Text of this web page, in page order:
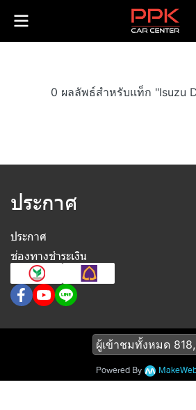
0 ผลลัพธ์สำหรับแท็ก "Isuzu
ประกาศ
ประกาศ
ช่องทางชำระเงิน
ผู้เข้าชมทั้งหมด
Powered By